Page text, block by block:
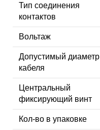
Тип соединения
контактов
Вольтаж
Допустимый диаметр
кабеля
Центральный
фиксирующий винт
Кол-во в упаковке